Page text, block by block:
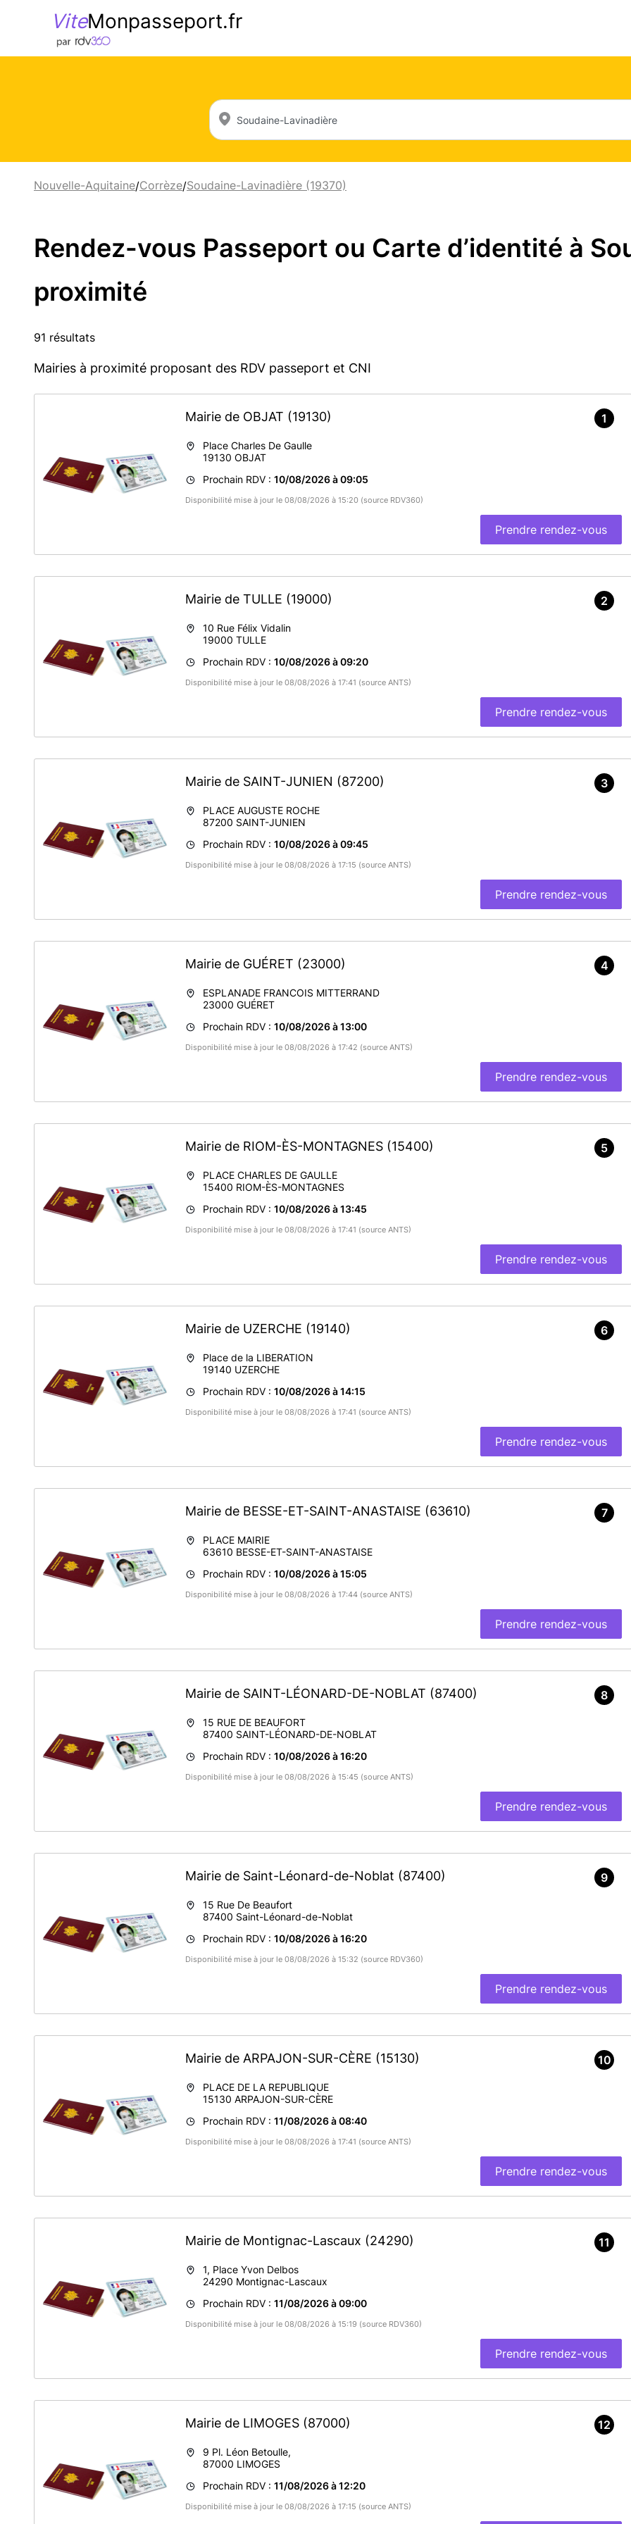
ViteMonpasseport.fr
Nouvelle-Aquitaine/Corrèze/Soudaine-Lavinadière (19370)
Rendez-vous Passeport ou Carte d’identité à
proximité
91 résultats
Mairies à proximité proposant des RDV passeport et CNI
Mairie de OBJAT (19130)
Place Charles De Gaulle
19130 OBJAT
Prochain RDV : 10/08/2026 à 09:05
Disponibilité mise à jour le 08/08/2026 à 15:20 (source RDV360)
Prendre rendez-vous
1
Mairie de TULLE (19000)
10 Rue Félix Vidalin
19000 TULLE
Prochain RDV : 10/08/2026 à 09:20
Disponibilité mise à jour le 08/08/2026 à 17:41 (source ANTS)
Prendre rendez-vous
2
Mairie de SAINT-JUNIEN (87200)
PLACE AUGUSTE ROCHE
87200 SAINT-JUNIEN
Prochain RDV : 10/08/2026 à 09:45
Disponibilité mise à jour le 08/08/2026 à 17:15 (source ANTS)
Prendre rendez-vous
3
Mairie de GUÉRET (23000)
ESPLANADE FRANCOIS MITTERRAND
23000 GUÉRET
Prochain RDV : 10/08/2026 à 13:00
Disponibilité mise à jour le 08/08/2026 à 17:42 (source ANTS)
Prendre rendez-vous
4
Mairie de RIOM-ÈS-MONTAGNES (15400)
PLACE CHARLES DE GAULLE
15400 RIOM-ÈS-MONTAGNES
Prochain RDV : 10/08/2026 à 13:45
Disponibilité mise à jour le 08/08/2026 à 17:41 (source ANTS)
Prendre rendez-vous
5
Mairie de UZERCHE (19140)
Place de la LIBERATION
19140 UZERCHE
Prochain RDV : 10/08/2026 à 14:15
Disponibilité mise à jour le 08/08/2026 à 17:41 (source ANTS)
Prendre rendez-vous
6
Mairie de BESSE-ET-SAINT-ANASTAISE (63610)
PLACE MAIRIE
63610 BESSE-ET-SAINT-ANASTAISE
Prochain RDV : 10/08/2026 à 15:05
Disponibilité mise à jour le 08/08/2026 à 17:44 (source ANTS)
Prendre rendez-vous
7
Mairie de SAINT-LÉONARD-DE-NOBLAT (87400)
15 RUE DE BEAUFORT
87400 SAINT-LÉONARD-DE-NOBLAT
Prochain RDV : 10/08/2026 à 16:20
Disponibilité mise à jour le 08/08/2026 à 15:45 (source ANTS)
Prendre rendez-vous
8
Mairie de Saint-Léonard-de-Noblat (87400)
15 Rue De Beaufort
87400 Saint-Léonard-de-Noblat
Prochain RDV : 10/08/2026 à 16:20
Disponibilité mise à jour le 08/08/2026 à 15:32 (source RDV360)
Prendre rendez-vous
9
Mairie de ARPAJON-SUR-CÈRE (15130)
PLACE DE LA REPUBLIQUE
15130 ARPAJON-SUR-CÈRE
Prochain RDV : 11/08/2026 à 08:40
Disponibilité mise à jour le 08/08/2026 à 17:41 (source ANTS)
Prendre rendez-vous
10
Mairie de Montignac-Lascaux (24290)
1, Place Yvon Delbos
24290 Montignac-Lascaux
Prochain RDV : 11/08/2026 à 09:00
Disponibilité mise à jour le 08/08/2026 à 15:19 (source RDV360)
Prendre rendez-vous
11
Mairie de LIMOGES (87000)
9 Pl. Léon Betoulle,
87000 LIMOGES
Prochain RDV : 11/08/2026 à 12:20
Disponibilité mise à jour le 08/08/2026 à 17:15 (source ANTS)
12